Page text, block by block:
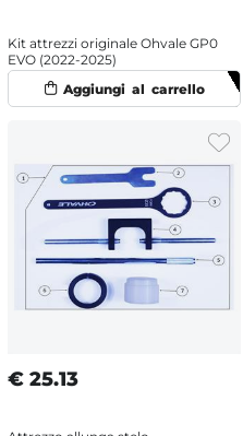
Kit attrezzi originale Ohvale GP0
EVO (2022-2025)
€ 25.13